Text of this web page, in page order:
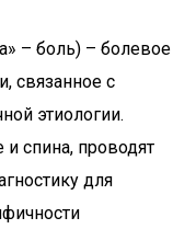
– боль) – болевое
связанное с
этиологии.
спина, проводят
для